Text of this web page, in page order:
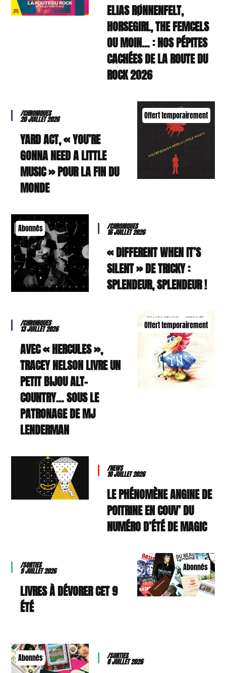
ELIAS RØNNENFELT,
HORSEGIRL, THE FEMCELS
OU MOIN… : NOS PÉPITES
CACHÉES DE LA ROUTE DU
ROCK 2026
Offert temporairement
/CHRONIQUES
20 JUILLET 2026
YARD ACT, « YOU’RE
GONNA NEED A LITTLE
MUSIC » POUR LA FIN DU
MONDE
Abonnés /CHRONIQUES
16 JUILLET 2026
« DIFFERENT WHEN IT’S
SILENT » DE TRICKY :
SPLENDEUR, SPLENDEUR !
Offert temporairement
/CHRONIQUES
13 JUILLET 2026
AVEC « HERCULES »,
TRACEY NELSON LIVRE UN
PETIT BIJOU ALT-
COUNTRY… SOUS LE
PATRONAGE DE MJ
LENDERMAN
/NEWS
10 JUILLET 2026
LE PHÉNOMÈNE ANGINE DE
POITRINE EN COUV’ DU
NUMÉRO D’ÉTÉ DE MAGIC
Abonnés
/SORTIES
9 JUILLET 2026
9 LIVRES À DÉVORER CET
ÉTÉ
Abonnés /SORTIES
8 JUILLET 2026